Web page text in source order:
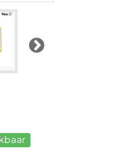
Volgende